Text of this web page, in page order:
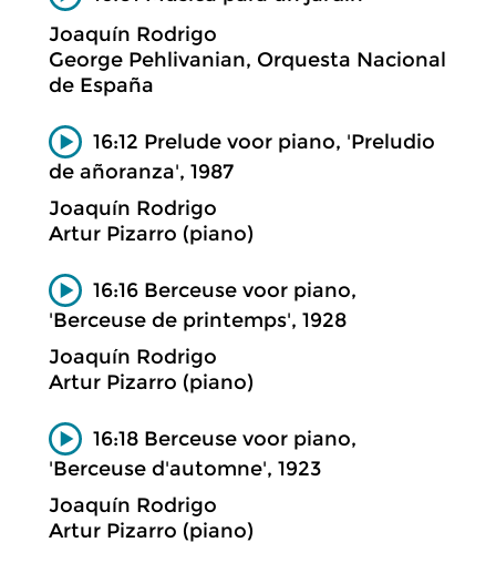
Joaquín Rodrigo
George Pehlivanian, Orquesta Nacional
de España
16:12 Prelude voor piano, 'Preludio
de añoranza', 1987
Joaquín Rodrigo
Artur Pizarro (piano)
16:16 Berceuse voor piano,
'Berceuse de printemps', 1928
Joaquín Rodrigo
Artur Pizarro (piano)
16:18 Berceuse voor piano,
'Berceuse d'automne', 1923
Joaquín Rodrigo
Artur Pizarro (piano)